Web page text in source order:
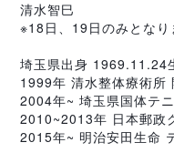
清水智巳
※18日、19日のみとなり
埼玉県出身 1969.11.24
1999年 清水整体療術所
2004年~ 埼玉県国体テ
2010~2013年 日本郵政
2015年~ 明治安田生命